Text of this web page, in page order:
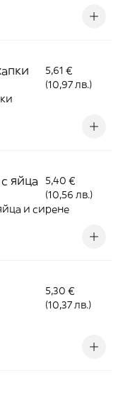
5,61 €
(10,97 лв.)
яйца 5,40 €
(10,56 лв.)
и сирене
5,30 €
(10,37 лв.)